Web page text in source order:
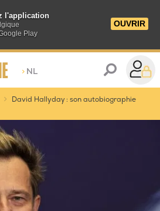
l'application
Play
OUVRIR
> NL
David Hallyday : son autobiographie